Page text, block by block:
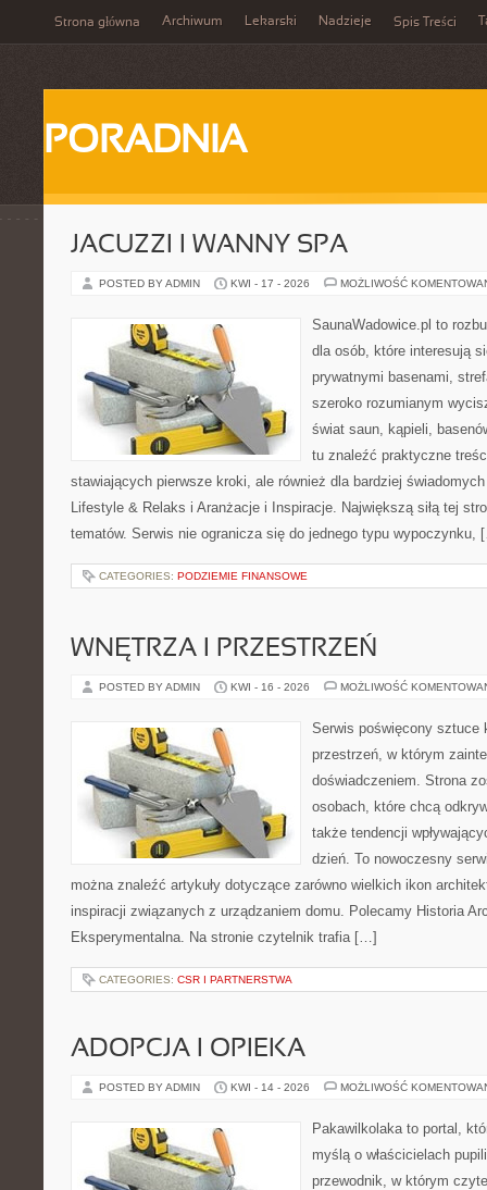
Strona główna Archiwum Lekarski Nadzieje Spis Treści
PORADNIA
JACUZZI I WANNY SPA
POSTED BY ADMIN KWI - 17 - 2026 MOŻLIWOŚĆ
SaunaWadowice.pl to
dla osób, które interesują
prywatnymi basenami,
szeroko rozumianym
świat saun, kąpieli,
tu znaleźć praktyczne
stawiających pierwsze kroki, ale również dla bardziej
Lifestyle & Relaks i Aranżacje i Inspiracje. Największą siłą tej
tematów. Serwis nie ogranicza się do jednego typu wypoczynku,
CATEGORIES: PODZIEMIE FINANSOWE
WNĘTRZA I PRZESTRZEŃ
POSTED BY ADMIN KWI - 16 - 2026 MOŻLIWOŚĆ
Serwis poświęcony sztuce
przestrzeń, w którym
doświadczeniem. Strona
osobach, które chcą
także tendencji
dzień. To nowoczesny
można znaleźć artykuły dotyczące zarówno wielkich ikon
inspiracji związanych z urządzaniem domu. Polecamy Historia
Eksperymentalna. Na stronie czytelnik trafia […]
CATEGORIES: CSR I PARTNERSTWA
ADOPCJA I OPIEKA
POSTED BY ADMIN KWI - 14 - 2026 MOŻLIWOŚĆ
Pakawilkolaka to portal,
myślą o właścicielach
przewodnik, w którym